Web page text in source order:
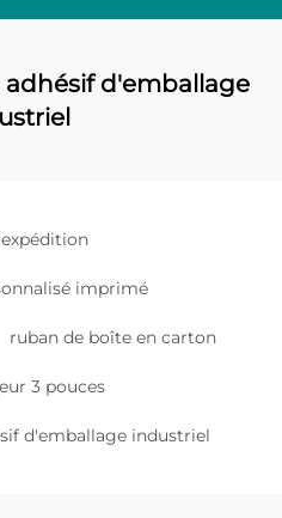
d'emballage
imprimé
ruban de boîte en carton
3 pouces
d'emballage industriel